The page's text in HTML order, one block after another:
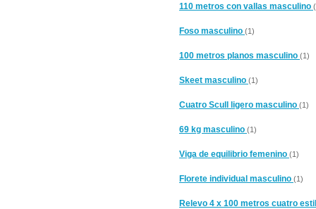
110 metros con vallas masculino
Foso masculino (1)
100 metros planos masculino (1)
Skeet masculino (1)
Cuatro Scull ligero masculino (1)
69 kg masculino (1)
Viga de equilibrio femenino (1)
Florete individual masculino (1)
Relevo 4 x 100 metros cuatro